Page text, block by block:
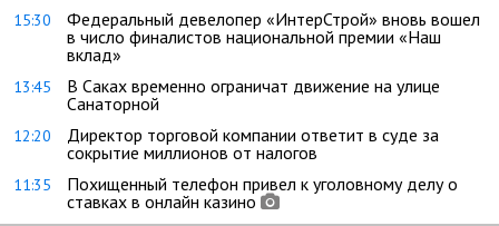
15:30
Федеральный девелопер «ИнтерСтрой» вновь вошел
в число финалистов национальной премии «Наш
вклад»
13:45
В Саках временно ограничат движение на улице
Санаторной
12:20
Директор торговой компании ответит в суде за
сокрытие миллионов от налогов
11:35
Похищенный телефон привел к уголовному делу о
ставках в онлайн казино